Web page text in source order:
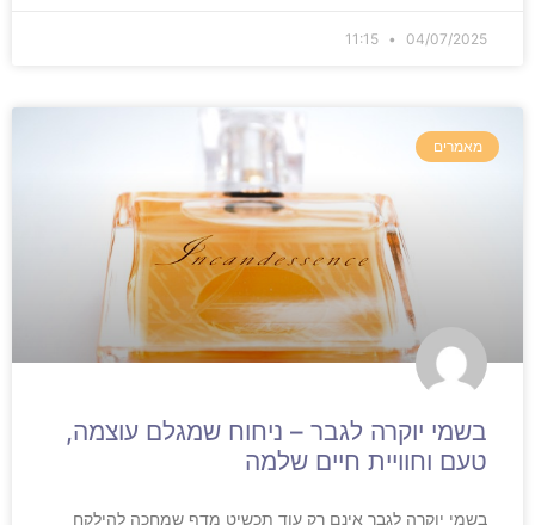
04/07/2025
מאמרים
בשמי יוקרה לגבר – ניחוח שמגלם עוצמה,
טעם וחוויית חיים שלמה
בשמי יוקרה לגבר אינם רק עוד תכשיט מדף שמחכה להילקח